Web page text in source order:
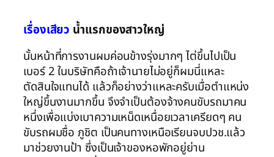
เรื่องเสียว น้ำแรกของสาวใหญ่
นั้นหน้าที่การงานผมค่อนข้างรุ่งมากๆ ไต่ขึ้นไปเป็น
เบอร์ 2 ในบริษัทคือถ้าเจ้านายไม่อยู่ก็ผมนี่แหละ
ตัดสินใจแทนได้ แล้วก็อย่างว่าแหละครับเมื่อตำแหน่ง
ใหญ่ขึ้นงานมากขึ้น จึงจำเป็นต้องจ้างคนขับรถมาคน
หนึ่งเพื่อแบ่งเบาความเหน็ดเหนื่อยเวลาเครียดๆ คน
ขับรถผมชื่อ ภูชิต เป็นคนทางเหนือเรียนจบปวช.แล้ว
มาช่วยงานป้า ซึ่งเป็นเจ้าของหอพักอยู่ย่าน